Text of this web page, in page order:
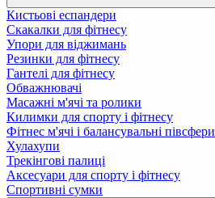
Кистьові еспандери
Скакалки для фітнесу
Упори для віджимань
Резинки для фітнесу
Гантелі для фітнесу
Обважнювачі
Масажні м'ячі та ролики
Килимки для спорту і фітнесу
Фітнес м'ячі і балансувальні півсфери
Хулахупи
Трекінгові палиці
Аксесуари для спорту і фітнесу
Спортивні сумки